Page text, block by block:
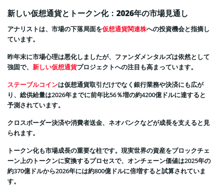
新しい仮想通貨とトークン化：2026年の市場見通し
アナリストは、市場の下落局面を仮想通貨関連株への投資機会と指摘し
ています。
昨年末に市場心理は悪化しましたが、ファンダメンタルズは依然として
強固で、 新しい仮想通貨プロジェクトへの注目も高まっています。
ステーブルコインは仮想通貨取引だけでなく銀行業務や決済にも広が
り、総供給量は2026年までに前年比56％増の約4200億ドルに達すると
予測されています。
クロスボーダー決済や消費者送金、ネオバンクなどが成長を支えると見
られます。
トークン化も市場成長の重要な柱です。現実世界の資産をブロックチェ
ーン上のトークンに変換するプロセスで、オンチェーン価値は2025年の
約370億ドルから2026年には約800億ドルに倍増すると試算されていま
す。